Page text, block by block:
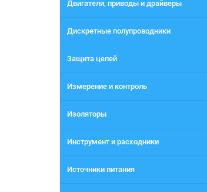
Двигатели, приводы и драйверы
Дискретные полупроводники
Защита цепей
Измерение и контроль
Изоляторы
Инструмент и расходники
Источники питания